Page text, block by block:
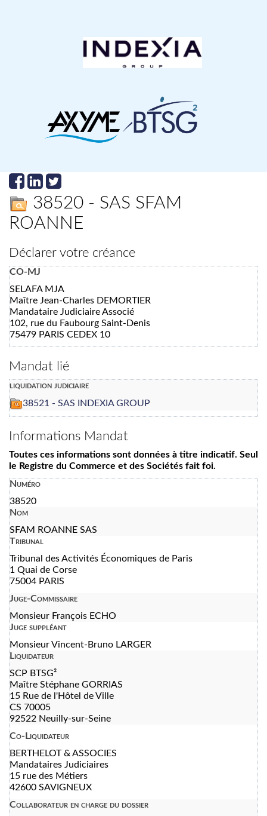
38520 - SAS SFAM
ROANNE
Déclarer votre créance
CO-MJ
SELAFA MJA
Maître Jean-Charles DEMORTIER
Mandataire Judiciaire Associé
102, rue du Faubourg Saint-Denis
75479 PARIS CEDEX 10
Mandat lié
liquidation judiciaire
38521 - SAS INDEXIA GROUP
Informations Mandat
Toutes ces informations sont données à titre indicatif. Seul
le Registre du Commerce et des Sociétés fait foi.
Numéro
38520
Nom
SFAM ROANNE SAS
Tribunal
Tribunal des Activités Économiques de Paris
1 Quai de Corse
75004 PARIS
Juge-Commissaire
Monsieur François ECHO
Juge suppléant
Monsieur Vincent-Bruno LARGER
Liquidateur
SCP BTSG²
Maître Stéphane GORRIAS
15 Rue de l'Hôtel de Ville
CS 70005
92522 Neuilly-sur-Seine
Co-Liquidateur
BERTHELOT & ASSOCIES
Mandataires Judiciaires
15 rue des Métiers
42600 SAVIGNEUX
Collaborateur en charge du dossier